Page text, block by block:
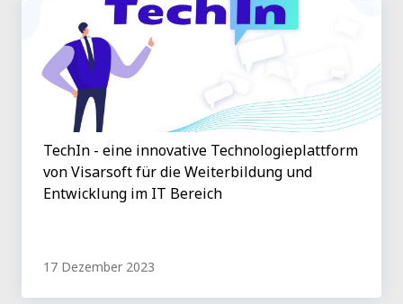
TechIn - eine innovative Technologieplattform
von Visarsoft für die Weiterbildung und
Entwicklung im IT Bereich
17 Dezember 2023